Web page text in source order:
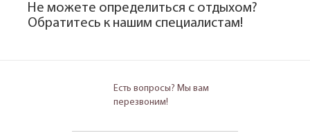
Не можете определиться с отдыхом?
Обратитесь к нашим специалистам!
Есть вопросы? Мы вам
перезвоним!